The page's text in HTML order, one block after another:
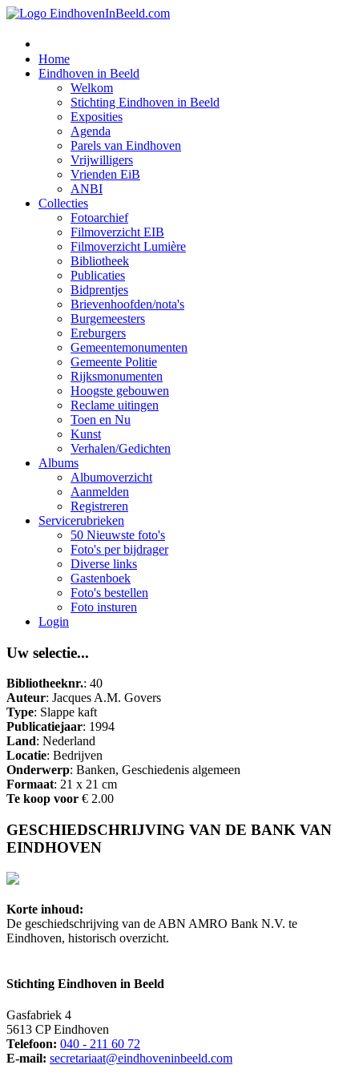
Home
Eindhoven in Beeld
Welkom
Stichting Eindhoven in Beeld
Exposities
Agenda
Parels van Eindhoven
Vrijwilligers
Vrienden EiB
ANBI
Collecties
Fotoarchief
Filmoverzicht EIB
Filmoverzicht Lumière
Bibliotheek
Publicaties
Bidprentjes
Brievenhoofden/nota's
Burgemeesters
Ereburgers
Gemeentemonumenten
Gemeente Politie
Rijksmonumenten
Hoogste gebouwen
Reclame uitingen
Toen en Nu
Kunst
Verhalen/Gedichten
Albums
Albumoverzicht
Aanmelden
Registreren
Servicerubrieken
50 Nieuwste foto's
Foto's per bijdrager
Diverse links
Gastenboek
Foto's bestellen
Foto insturen
Login
Uw selectie...
Bibliotheeknr.: 40
Auteur: Jacques A.M. Govers
Type: Slappe kaft
Publicatiejaar: 1994
Land: Nederland
Locatie: Bedrijven
Onderwerp: Banken, Geschiedenis algemeen
Formaat: 21 x 21 cm
Te koop voor € 2.00
GESCHIEDSCHRIJVING VAN DE BANK VAN
EINDHOVEN
Korte inhoud:
De geschiedschrijving van de ABN AMRO Bank N.V. te
Eindhoven, historisch overzicht.
Stichting Eindhoven in Beeld
Gasfabriek 4
5613 CP Eindhoven
Telefoon: 040 - 211 60 72
E-mail: secretariaat@eindhoveninbeeld.com